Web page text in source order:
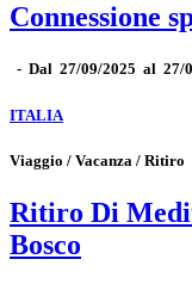
Connessione
- Dal 27/09/2025 al 27/
ITALIA
Viaggio / Vacanza / Ritiro
Ritiro Di
Bosco